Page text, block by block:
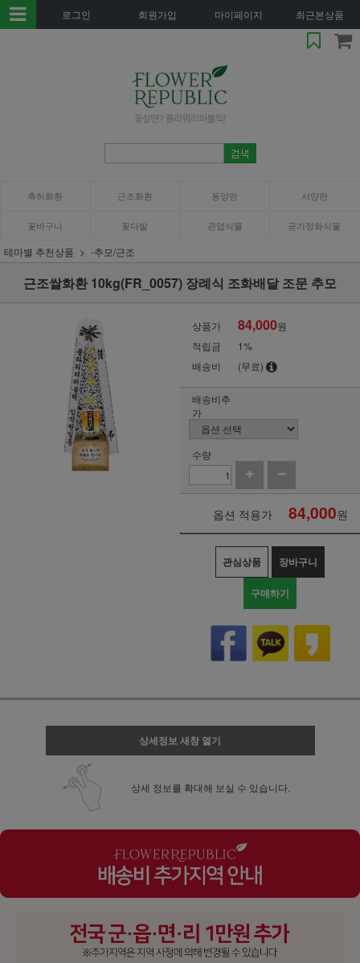
로그인 회원가입 마이페이지 최근본상품
축하화환 근조화환 동양란 서양란
꽃바구니 꽃다발 관엽식물 공기정화식물
테마별 추천상품 -추모/근조
근조쌀화환 10kg(FR_0057) 장례식 조화배달 조문 추모
상품가 84,000원
적립금
1%
배송비
(무료)
배송비추
가
수량
옵션 적용가 84,000원
관심상품 장바구니
구매하기
상세정보 새창 열기
상세 정보를 확대해 보실 수 있습니다.